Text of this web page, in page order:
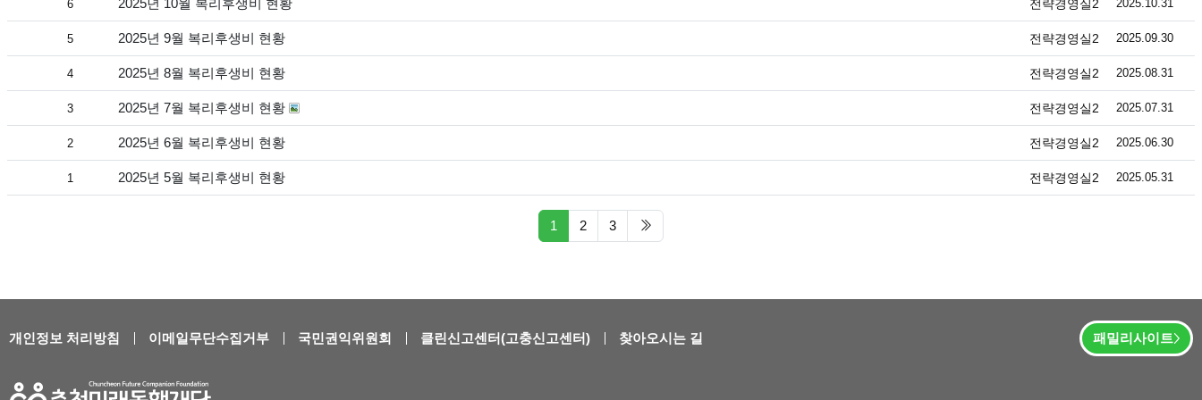
6 2025년 10월 복리후생비 현황 전략경영실2 2025.10.31
5 2025년 9월 복리후생비 현황 전략경영실2 2025.09.30등록
4 2025년 8월 복리후생비 현황 전략경영실2 2025.08.31
3 2025년 7월 복리후생비 현황 전략경영실2 2025.07.31
2 2025년 6월 복리후생비 현황 전략경영실2 2025.06.30등록
1 2025년 5월 복리후생비 현황 전략경영실2 2025.05.31
1 페이지 현재
2 3
개인정보 처리방침 이메일무단수집거부 국민권익위원회 클린신고센터(고충신고센터) 찾아오시는 길 패밀리사이트